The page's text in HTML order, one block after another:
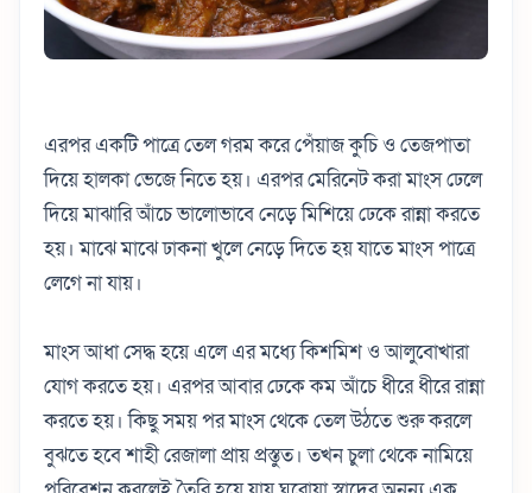
এরপর একটি পাত্রে তেল গরম করে পেঁয়াজ কুচি ও তেজপাতা
দিয়ে হালকা ভেজে নিতে হয়। এরপর মেরিনেট করা মাংস ঢেলে
দিয়ে মাঝারি আঁচে ভালোভাবে নেড়ে মিশিয়ে ঢেকে রান্না করতে
হয়। মাঝে মাঝে ঢাকনা খুলে নেড়ে দিতে হয় যাতে মাংস পাত্রে
লেগে না যায়।
মাংস আধা সেদ্ধ হয়ে এলে এর মধ্যে কিশমিশ ও আলুবোখারা
যোগ করতে হয়। এরপর আবার ঢেকে কম আঁচে ধীরে ধীরে রান্না
করতে হয়। কিছু সময় পর মাংস থেকে তেল উঠতে শুরু করলে
বুঝতে হবে শাহী রেজালা প্রায় প্রস্তুত। তখন চুলা থেকে নামিয়ে